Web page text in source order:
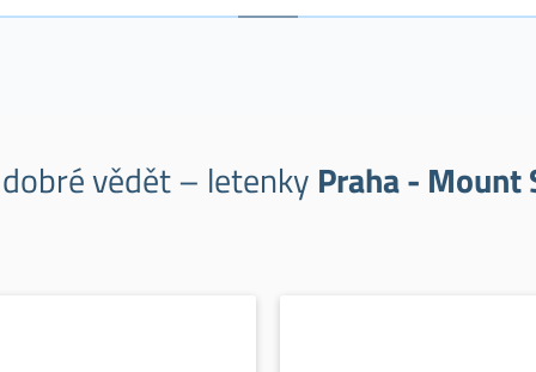
vědět – letenky Praha - Mount